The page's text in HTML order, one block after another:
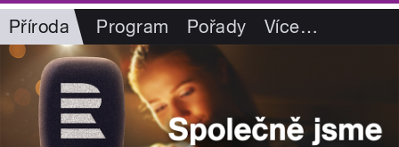
Příroda Program Pořady Více…